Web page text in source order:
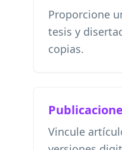
Proporcione
tesis y
copias.
Vincule